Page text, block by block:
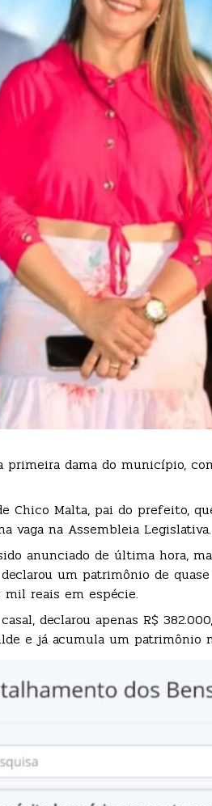
primeira dama do município,
Chico Malta, pai do prefeito,
vaga na Assembleia Legislativa.
anunciado de última hora,
um patrimônio de
mil reais em espécie.
declarou apenas R$
e já acumula um patrimônio